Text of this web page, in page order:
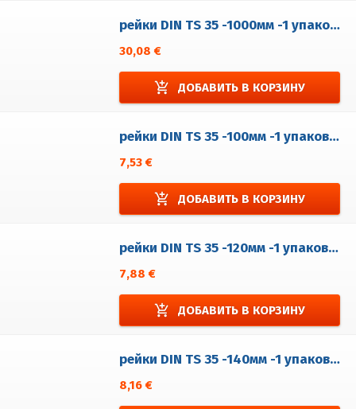
рейки DIN TS 35 -1000мм -1 упаковка = 5 шт.
30,08 €
add_shopping_cart ДОБАВИТЬ В КОРЗИНУ
рейки DIN TS 35 -100мм -1 упаковка = 5 шт.
7,53 €
add_shopping_cart ДОБАВИТЬ В КОРЗИНУ
рейки DIN TS 35 -120мм -1 упаковка = 5 шт.
7,88 €
add_shopping_cart ДОБАВИТЬ В КОРЗИНУ
рейки DIN TS 35 -140мм -1 упаковка = 5 шт.
8,16 €